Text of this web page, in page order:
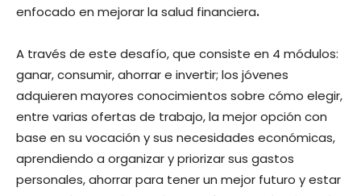
enfocado en mejorar la salud financiera.
A través de este desafío, que consiste en 4 módulos:
ganar, consumir, ahorrar e invertir; los jóvenes
adquieren mayores conocimientos sobre cómo elegir,
entre varias ofertas de trabajo, la mejor opción con
base en su vocación y sus necesidades económicas,
aprendiendo a organizar y priorizar sus gastos
personales, ahorrar para tener un mejor futuro y estar